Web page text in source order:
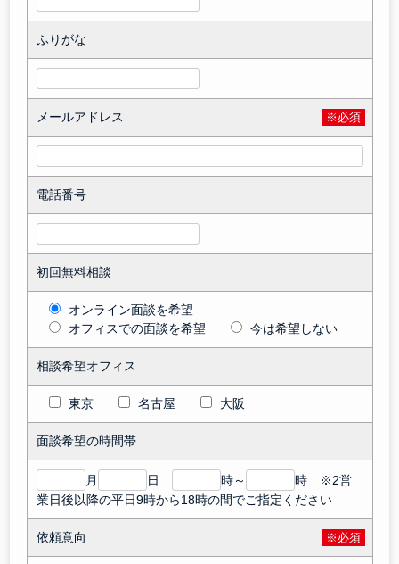
ふりがな
メールアドレス ※必須
電話番号
初回無料相談
オンライン面談を希望
オフィスでの面談を希望
今は希望しない
相談希望オフィス
東京 名古屋 大阪
面談希望の時間帯
月 日 時～
時 ※2営
業日後以降の平日9時から18時の間でご指定ください
依頼意向 ※必須